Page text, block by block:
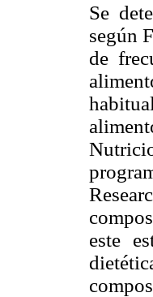
Se
según
de
este